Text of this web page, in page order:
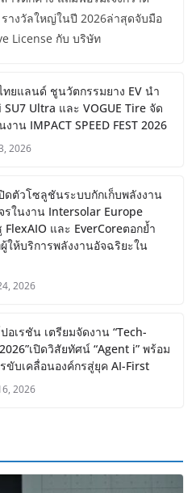
างวัลใหญ่ในปี 2026ล่าสุดจับมือ
License กับ บริษัท
ยแลนด์ ชูนวัตกรรมยาง EV นำ
SU7 Ultra และ VOGUE Tire จัด
งาน IMPACT SPEED FEST 2026
2026
ดตัวโซลูชันระบบกักเก็บพลังงาน
รในงาน Intersolar Europe
FlexAIO และ EverCoreตอกย้ำ
ให้บริการพลังงานอัจฉริยะใน
2026
อเรชัน เตรียมจัดงาน “Tech-
เปิดวิสัยทัศน์ “Agent i” พร้อม
ขับเคลื่อนองค์กรสู่ยุค AI-First
2026